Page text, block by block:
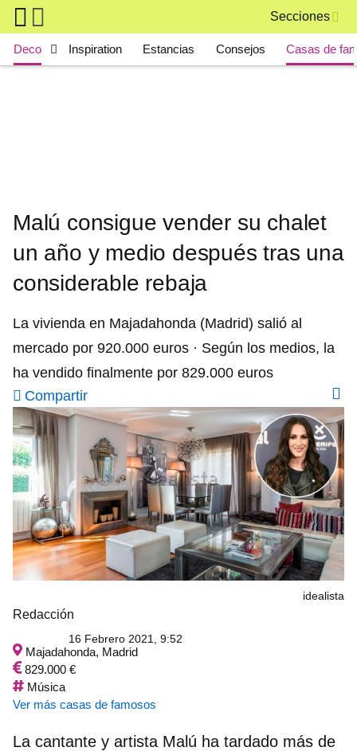
Skip to main content
Secciones
Main navigation
Deco Inspiration Estancias Consejos Casas de
Malú consigue vender su chalet
un año y medio después tras una
considerable rebaja
La vivienda en Majadahonda (Madrid) salió al
mercado por 920.000 euros · Según los medios, la
ha vendido finalmente por 829.000 euros
Compartir
idealista
Redacción
16 Febrero 2021, 9:52
Majadahonda, Madrid
829.000 €
Música
Ver más casas de famosos
La cantante y artista Malú ha tardado más de